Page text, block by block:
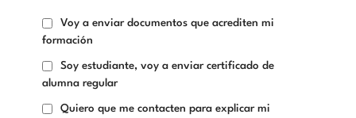
Voy a enviar documentos que acrediten mi
formación
Soy estudiante, voy a enviar certificado de
alumna regular
Quiero que me contacten para explicar mi